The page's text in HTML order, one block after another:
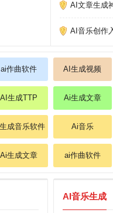
AI文章生成
AI音乐创作
ai作曲软件 AI生成视频
AI生成TTP Ai生成文章
成音乐软件 Ai音乐
Ai生成文章 ai作曲软件
AI音乐生成